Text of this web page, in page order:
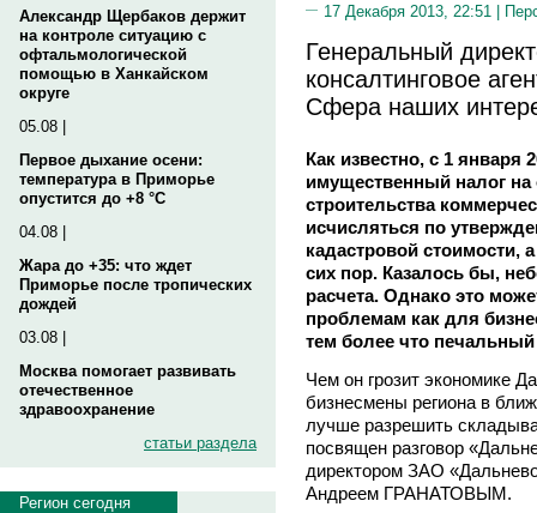
Александр Щербаков держит
на контроле ситуацию с
офтальмологической
помощью в Ханкайском
округе
05.08 |
Первое дыхание осени:
температура в Приморье
опустится до +8 °C
04.08 |
Жара до +35: что ждет
Приморье после тропических
дождей
03.08 |
Москва помогает развивать
отечественное
здравоохранение
статьи раздела
Регион сегодня
17 Декабря 2013, 22:51 |
Генеральный
консалтинговое
Сфера наших
Как известно, с 1 января
имущественный налог на
строительства
исчисляться по
кадастровой стоимости,
сих пор. Казалось бы,
расчета. Однако это
проблемам как для
тем более что печальный
Чем он грозит экономике
бизнесмены региона в
лучше разрешить
посвящен разговор
директором ЗАО
Андреем ГРАНАТОВЫМ.